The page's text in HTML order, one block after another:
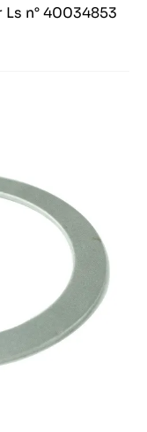
n° 40034853